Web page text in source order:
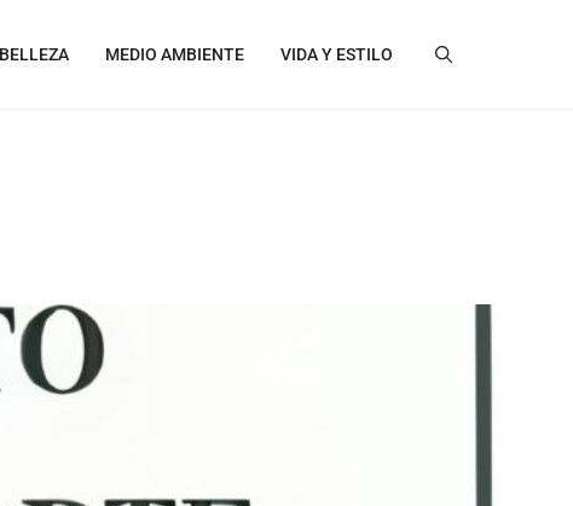
BELLEZA MEDIO AMBIENTE VIDA Y ESTILO